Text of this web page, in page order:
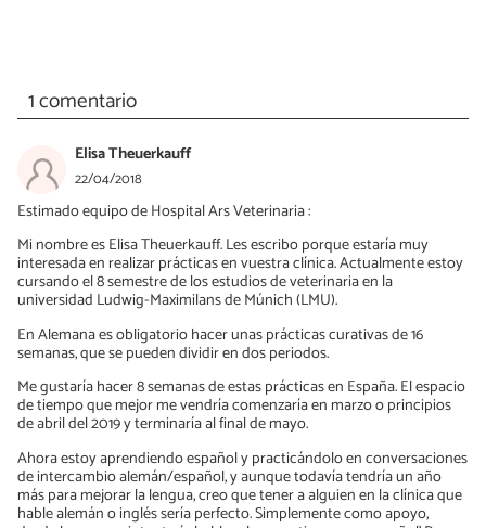
1 comentario
Elisa Theuerkauff
22/04/2018
Estimado equipo de Hospital Ars Veterinaria :
Mi nombre es Elisa Theuerkauff. Les escribo porque estaría muy
interesada en realizar prácticas en vuestra clínica. Actualmente estoy
cursando el 8 semestre de los estudios de veterinaria en la
universidad Ludwig-Maximilans de Múnich (LMU).
En Alemana es obligatorio hacer unas prácticas curativas de 16
semanas, que se pueden dividir en dos periodos.
Me gustaría hacer 8 semanas de estas prácticas en España. El espacio
de tiempo que mejor me vendría comenzaría en marzo o principios
de abril del 2019 y terminaría al final de mayo.
Ahora estoy aprendiendo español y practicándolo en conversaciones
de intercambio alemán/español, y aunque todavía tendría un año
más para mejorar la lengua, creo que tener a alguien en la clínica que
hable alemán o inglés sería perfecto. Simplemente como apoyo,